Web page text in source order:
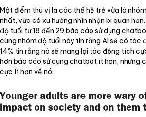
Một điểm thú vị là các thế hệ trẻ vừa là
nhất, vừa có xu hướng nhìn nhận bi quan
độ tuổi từ 18 đến 29 báo cáo sử dụng
cùng nhóm độ tuổi này tin rằng AI sẽ có tác
14% tin rằng nó sẽ mang lại tác động tích
hơn báo cáo sử dụng chatbot ít hơn, nhưng
cực ít hơn về nó.